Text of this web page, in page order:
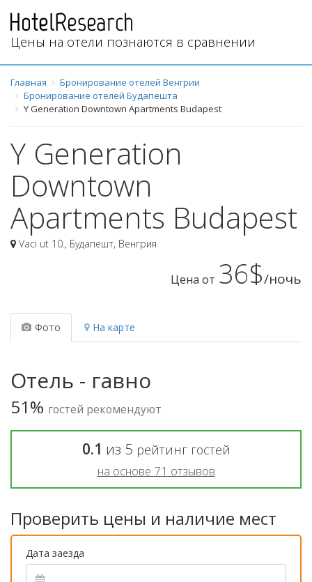
Цены на отели познаются в сравнении
Главная
Бронирование отелей Венгрии
Бронирование отелей Будапешта
Y Generation Downtown Apartments Budapest
Y Generation
Downtown
Apartments Budapest
Vaci ut 10. , Будапешт, Венгрия
Цена от 36$/ночь
Фото На карте
Отель - гавно
51% гостей рекомендуют
0.1 из 5 рейтинг гостей
на основе 71 отзывов
Проверить цены и наличие мест
Дата заезда